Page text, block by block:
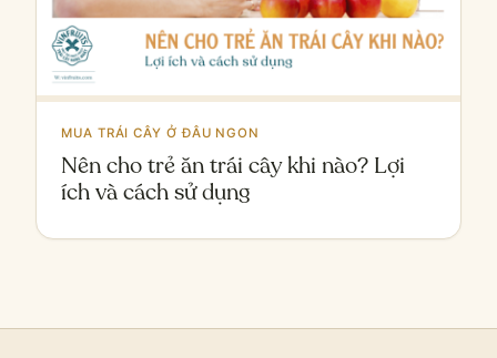
MUA TRÁI CÂY Ở ĐÂU NGON
Nên cho trẻ ăn trái cây khi nào? Lợi
ích và cách sử dụng